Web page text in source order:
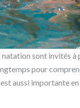
sont invités
pour
aussi importante